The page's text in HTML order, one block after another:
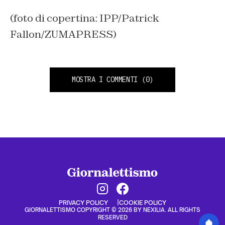
(foto di copertina: IPP/Patrick
Fallon/ZUMAPRESS)
MOSTRA I COMMENTI (0)
PRIVACY POLICY COOKIE POLICY
GIORNALETTISMO COPYRIGHT © 2026 BY NEXILIA. ALL RIGHTS
RESERVED